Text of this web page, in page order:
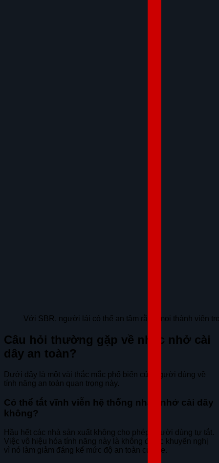
Với SBR, người lái có thể an tâm rằng mọi thành viên
Câu hỏi thường gặp về nhắc nhở cài
dây an toàn?
Dưới đây là một vài thắc mắc phổ biến của người dùng về
tính năng an toàn quan trọng này.
Có thể tắt vĩnh viễn hệ thống nhắc nhở cài dây
không?
Hầu hết các nhà sản xuất không cho phép người dùng tự tắt.
Việc vô hiệu hóa tính năng này là không được khuyến nghị
vì nó làm giảm đáng kể mức độ an toàn của xe.